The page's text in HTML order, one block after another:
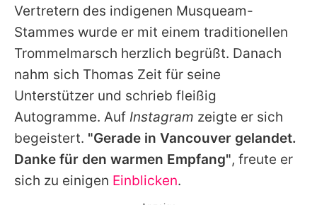
Redaktionelle Richtlinien
Impressum
Datenschutzerklärung
Nutzungsbedingungen
Utiq verwalten
Vertretern des indigenen Musqueam-
Stammes wurde er mit einem traditionellen
Trommelmarsch herzlich begrüßt. Danach
nahm sich Thomas Zeit für seine
Unterstützer und schrieb fleißig
Autogramme. Auf Instagram zeigte er sich
begeistert. "Gerade in Vancouver gelandet.
Danke für den warmen Empfang", freute er
sich zu einigen Einblicken.